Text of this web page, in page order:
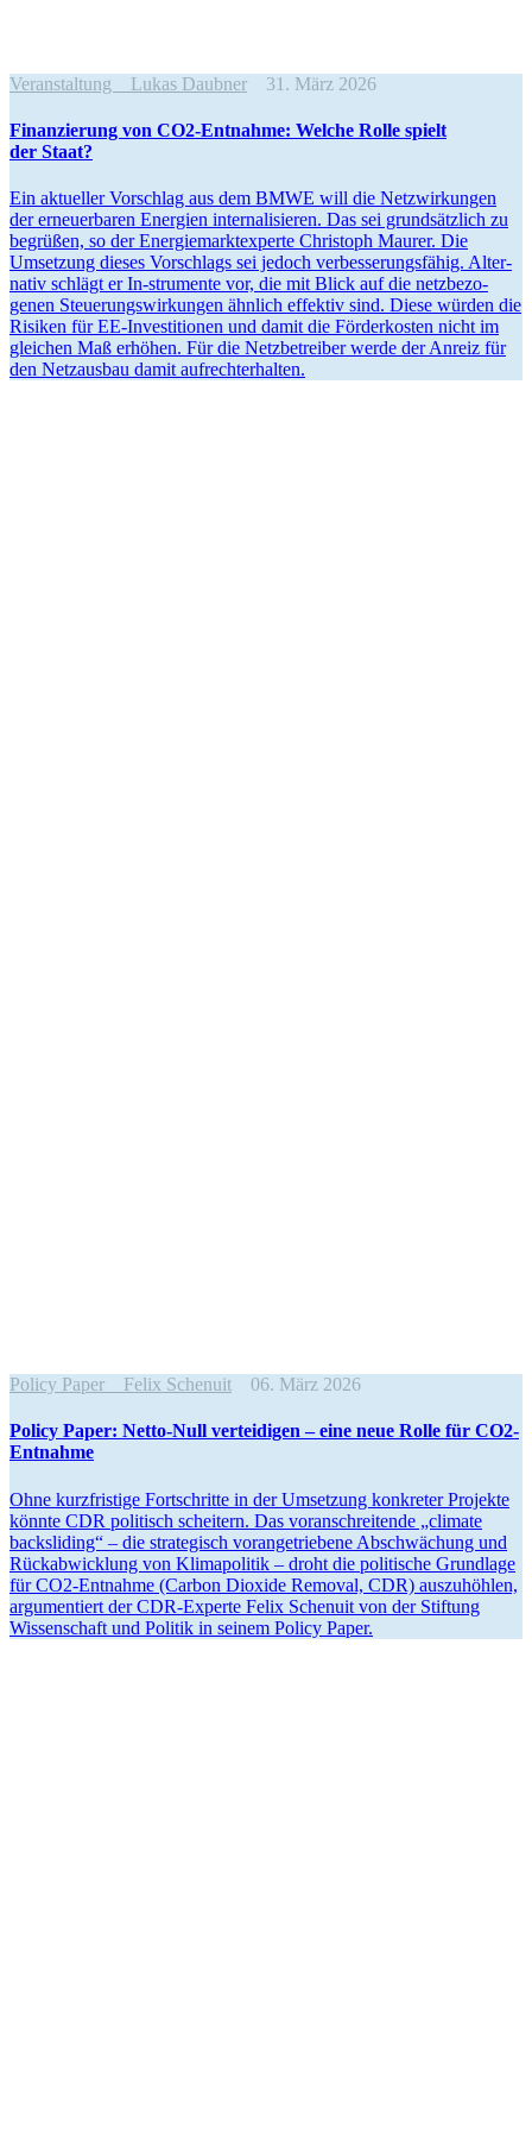
Veranstaltung Lukas Daubner 31. März 2026
Finan­zierung von CO2-Entnahme: Welche Rolle spielt
der Staat?
Ein aktueller Vorschlag aus dem BMWE will die Netzwir­kungen
der erneu­er­baren Energien inter­na­li­sieren. Das sei grund­sätzlich zu
begrüßen, so der Energie­markt­ex­perte Christoph Maurer. Die
Umsetzung dieses Vorschlags sei jedoch verbes­se­rungs­fähig. Alter­
nativ schlägt er In-strumente vor, die mit Blick auf die netzbe­zo­
genen Steue­rungs­wir­kungen ähnlich effektiv sind. Diese würden die
Risiken für EE-Inves­ti­tionen und damit die Förder­kosten nicht im
gleichen Maß erhöhen. Für die Netzbe­treiber werde der Anreiz für
den Netzausbau damit aufrechterhalten.
Policy Paper Felix Schenuit 06. März 2026
Policy Paper: Netto-Null vertei­digen – eine neue Rolle für CO2-
Entnahme
Ohne kurzfristige Fortschritte in der Umsetzung konkreter Projekte
könnte CDR politisch scheitern. Das voran­schrei­tende „climate
backsliding“ – die strate­gisch voran­ge­triebene Abschwä­chung und
Rückab­wicklung von Klima­po­litik – droht die politische Grundlage
für CO2-Entnahme (Carbon Dioxide Removal, CDR) auszu­höhlen,
argumen­tiert der CDR-Experte Felix Schenuit von der Stiftung
Wissen­schaft und Politik in seinem Policy Paper.